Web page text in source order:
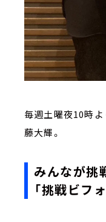
毎週土曜夜10時よ
藤大輝。
みんなが挑
「挑戦ビフ